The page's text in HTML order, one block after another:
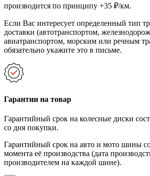
производится по принципу +35 ₽/км.
Если Вас интересует определенный тип
доставки (автотранспортом,
авиатранспортом, морским или речным
обязательно укажите это в письме.
Гарантии на товар
Гарантийный срок на колесные диски
со дня покупки.
Гарантийный срок на авто и мото шины
момента её производства (дата
производителем на каждой шине).